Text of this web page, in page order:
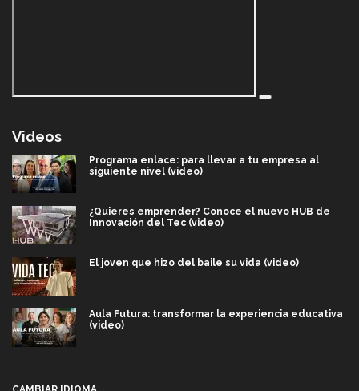
Videos
Programa enlace: para llevar a tu empresa al
siguiente nivel (video)
¿Quieres emprender? Conoce el nuevo HUB de
Innovación del Tec (video)
El joven que hizo del baile su vida (video)
Aula Futura: transformar la experiencia educativa
(video)